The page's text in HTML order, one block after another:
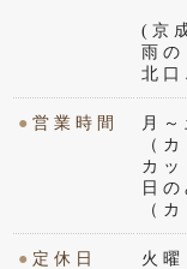
(京
雨の
北
●営業時間
月
（
カ
日
（
● 定休日 火曜